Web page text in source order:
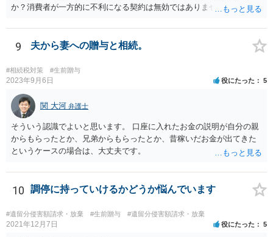
か？消費者が一方的に不利になる契約は無効ではありませんか？
務があると思います。 倒れた弁護士が所属する弁護士会に相談さ
れた方がよいと思います。 倒れた弁護士は脳梗塞で倒れたようで
選任したのか 即ち、復代理人の選任は有効なのかという問題もあ
ると思います。
9 夫から妻への贈与と相続。
#相続税対策 #生前贈与
2023年9月6日 役にたった 5
関 大河 弁護士
そういう認識でよいと思います。 口座に入れたお金の説明が自分の親
からもらったとか、兄弟からもらったとか、昔稼いだお金が出てきた
というケースの場合は、大丈夫です。
10 調停に持っていけるかどうか悩んでいます
#遺留分侵害額請求・放棄 #生前贈与 #遺留分侵害額請求・放棄
2021年12月7日 役にたった 5